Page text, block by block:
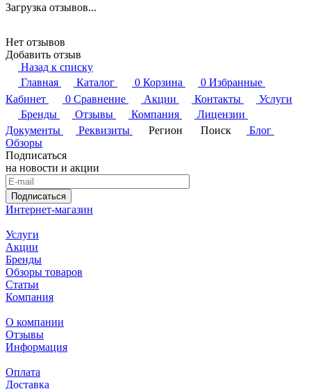
Загрузка отзывов...
Нет отзывов
Добавить отзыв
Назад к списку
Главная
Каталог 0 Корзина 0 Избранные
Кабинет
0 Сравнение Акции Контакты
Услуги
Бренды
Отзывы Компания
Лицензии
Документы
Реквизиты Регион Поиск
Блог
Обзоры
Подписаться
на новости и акции
Подписаться
Интернет-магазин
Услуги
Акции
Бренды
Обзоры товаров
Статьи
Компания
О компании
Отзывы
Информация
Оплата
Доставка